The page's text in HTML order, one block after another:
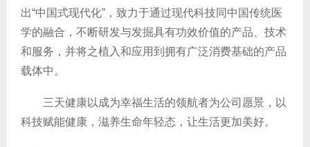
出“中国式现代化”，致力于通过现代科技同中国传统医
学的融合，不断研发与发掘具有功效价值的产品、技术
和服务，并将之植入和应用到拥有广泛消费基础的产品
载体中。
三天健康以成为幸福生活的领航者为公司愿景，以
科技赋能健康，滋养生命年轻态，让生活更加美好。